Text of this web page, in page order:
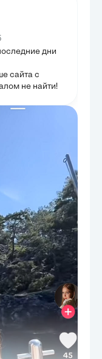
дни
сайта с
не найти!